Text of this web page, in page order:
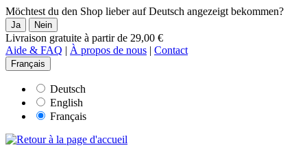
Möchtest du den Shop lieber auf Deutsch angezeigt bekommen?
Ja Nein
Livraison gratuite à partir de 29,00 €
Aide & FAQ | À propos de nous | Contact
Français
Deutsch
English
Français